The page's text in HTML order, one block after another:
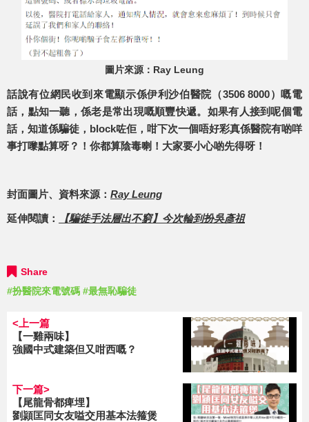
圖片來源：Ray Leung
話說有位網民收到來電顯示係伊利沙伯醫院（3506 8000）嘅電
話，點知一聽，係老是常出現嘅順豐快遞。如果有人接到呢個電
話，知道係騙徒，block咗佢，咁下次一個唔好彩真係醫院有啲咩
事打嚟點算呀？！你都算陰毒喇！大家要小心啲先得呀！
封面圖片、資料來源： Ray Leung
延伸閱讀： 【騙徒手法層出不窮】今次輪到扮吳彥祖
Share
#扮醫院來電號碼 #最無恥騙徒
<上一篇
【一雞兩味】
強國中式建築但又咁西嘅？
下一篇>
【尾龍骨都痺埋】
劉頴匡同女友嗌交用基本法箍煲